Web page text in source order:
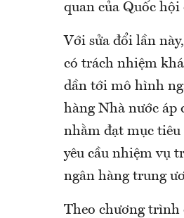
quan của Quốc hội
Với sửa đổi lần
có trách nhiệm
dần tới mô hình
hàng Nhà nước áp
nhằm đạt mục tiêu
yêu cầu nhiệm vụ
ngân hàng trung
Theo chương trình